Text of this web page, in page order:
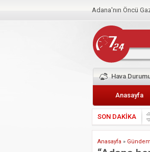
Adana'nın Öncü
Hava
Anasayfa
SON DAKİKA
Anasayfa » Gündem